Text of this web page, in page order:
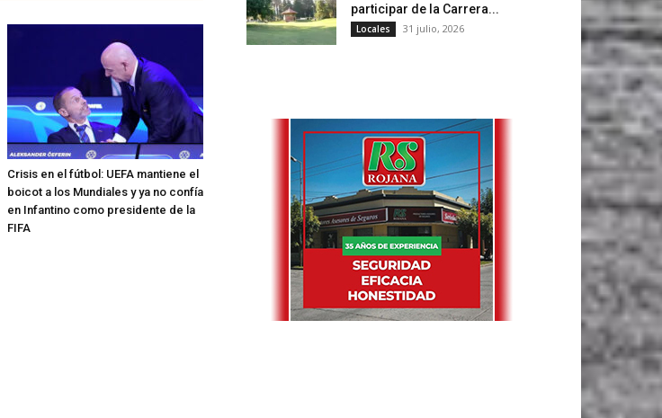
Crisis en el fútbol: UEFA mantiene el
boicot a los Mundiales y ya no confía
en Infantino como presidente de la
FIFA
participar de la Carrera...
Locales 31 julio, 2026